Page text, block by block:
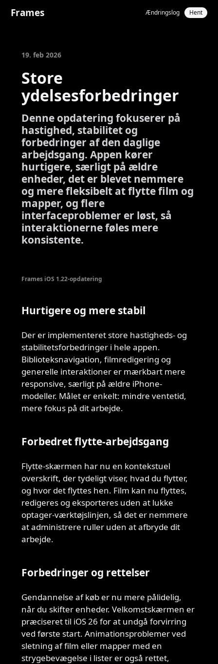
Frames Ændringslog Hent
19. feb 2026
Store
ydelsesforbedringer
Denne opdatering fokuserer på
hastighed, stabilitet og
forbedringer af den daglige
arbejdsgang. Appen kører
hurtigere, særligt på ældre
enheder, det er blevet nemmere
og mere fleksibelt at flytte film og
mapper, og flere
interfaceproblemer er løst, så
interaktionerne føles mere
konsistente.
Frames iOS 1.22-opdatering
Hurtigere og mere stabil
Der er implementeret store hastigheds- og
stabilitetsforbedringer i hele appen.
Biblioteksnavigation, filmredigering og
generelle interaktioner er mærkbart mere
responsive, særligt på ældre iPhone-
modeller. Målet er enkelt: mindre ventetid,
mere fokus på dit arbejde.
Forbedret flytte-arbejdsgang
Flytte-skærmen har nu en kontekstuel
overskrift, der tydeligt viser, hvad du flytter,
og hvor det flyttes hen. Film kan nu flyttes,
redigeres og eksporteres uden at lukke
optager-værktøjslinjen, så det er nemmere
at administrere ruller uden at afbryde dit
arbejde.
Forbedringer og rettelser
Gendannelse af køb er nu mere pålidelig,
når du skifter enheder. Velkomstskærmen er
præciseret til iOS 26 for at undgå forvirring
ved første start. Animationsproblemer ved
sletning af film eller mapper med en
strygebevægelse i lister er også rettet,